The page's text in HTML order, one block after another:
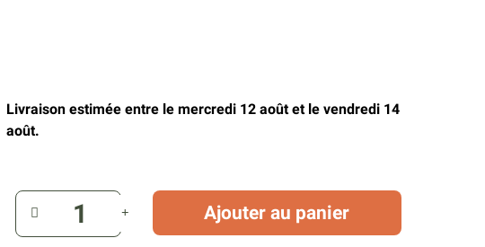
Livraison estimée entre le mercredi 12 août et le vendredi 14
août.
Ajouter au panier